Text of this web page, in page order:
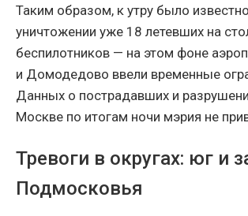
Таким образом, к утру было
уничтожении уже 18 летевших на
беспилотников — на этом фоне
и Домодедово ввели временные
Данных о пострадавших и
Москве по итогам ночи мэрия не
Тревоги в округах: юг и
Подмосковья